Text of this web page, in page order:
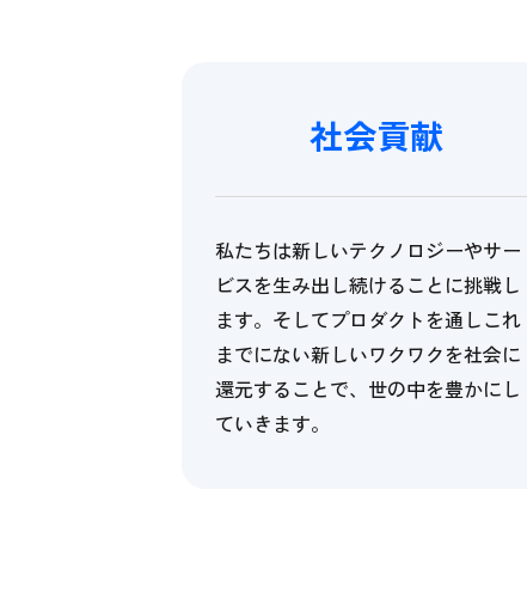
社会貢献
私たちは新しいテクノロジーやサー
ビスを生み出し続けることに挑戦し
ます。そしてプロダクトを通しこれ
までにない新しいワクワクを社会に
還元することで、世の中を豊かにし
ていきます。